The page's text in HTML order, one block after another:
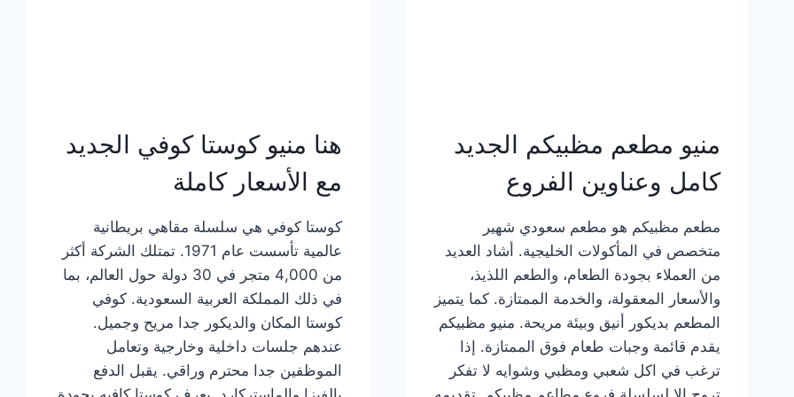
منيو مطعم مظبيكم الجديد
كامل وعناوين الفروع
مطعم مظبيكم هو مطعم سعودي شهير
متخصص في المأكولات الخليجية. أشاد العديد
من العملاء بجودة الطعام، والطعم اللذيذ،
والأسعار المعقولة، والخدمة الممتازة. كما يتميز
المطعم بديكور أنيق وبيئة مريحة. منيو مظبيكم
يقدم قائمة وجبات طعام فوق الممتازة. إذا
ترغب في اكل شعبي ومظبي وشوايه لا تفكر
هنا منيو كوستا كوفي الجديد
مع الأسعار كاملة
كوستا كوفي هي سلسلة مقاهي بريطانية
عالمية تأسست عام 1971. تمتلك الشركة أكثر
من 4,000 متجر في 30 دولة حول العالم، بما
في ذلك المملكة العربية السعودية. كوفي
كوستا المكان والديكور جدا مريح وجميل.
عندهم جلسات داخلية وخارجية وتعامل
الموظفين جدا محترم وراقي. يقبل الدفع